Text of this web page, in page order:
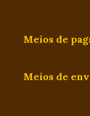
Meios de
Meios de